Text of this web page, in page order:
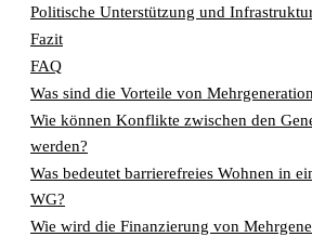
Politische Unterstützung und
Fazit
FAQ
Was sind die Vorteile von
Wie können Konflikte zwischen den
werden?
Was bedeutet barrierefreies Wohnen in
WG?
Wie wird die Finanzierung von